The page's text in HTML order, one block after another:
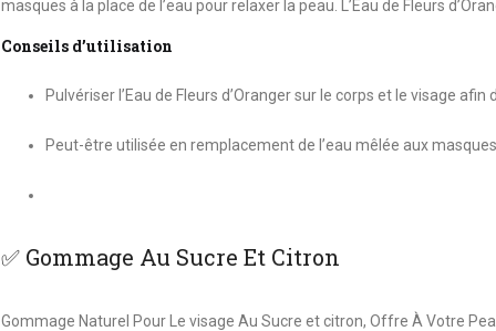
masques à la place de l’eau pour relaxer la peau. L’Eau de Fleurs
Conseils d’utilisation
Pulvériser l’Eau de Fleurs d’Oranger sur le corps et le visage
Peut-être utilisée en remplacement de l’eau mêlée aux masques.
✅ Gommage Au Sucre Et Citron
Gommage Naturel Pour Le visage Au Sucre et citron, Offre À Votre